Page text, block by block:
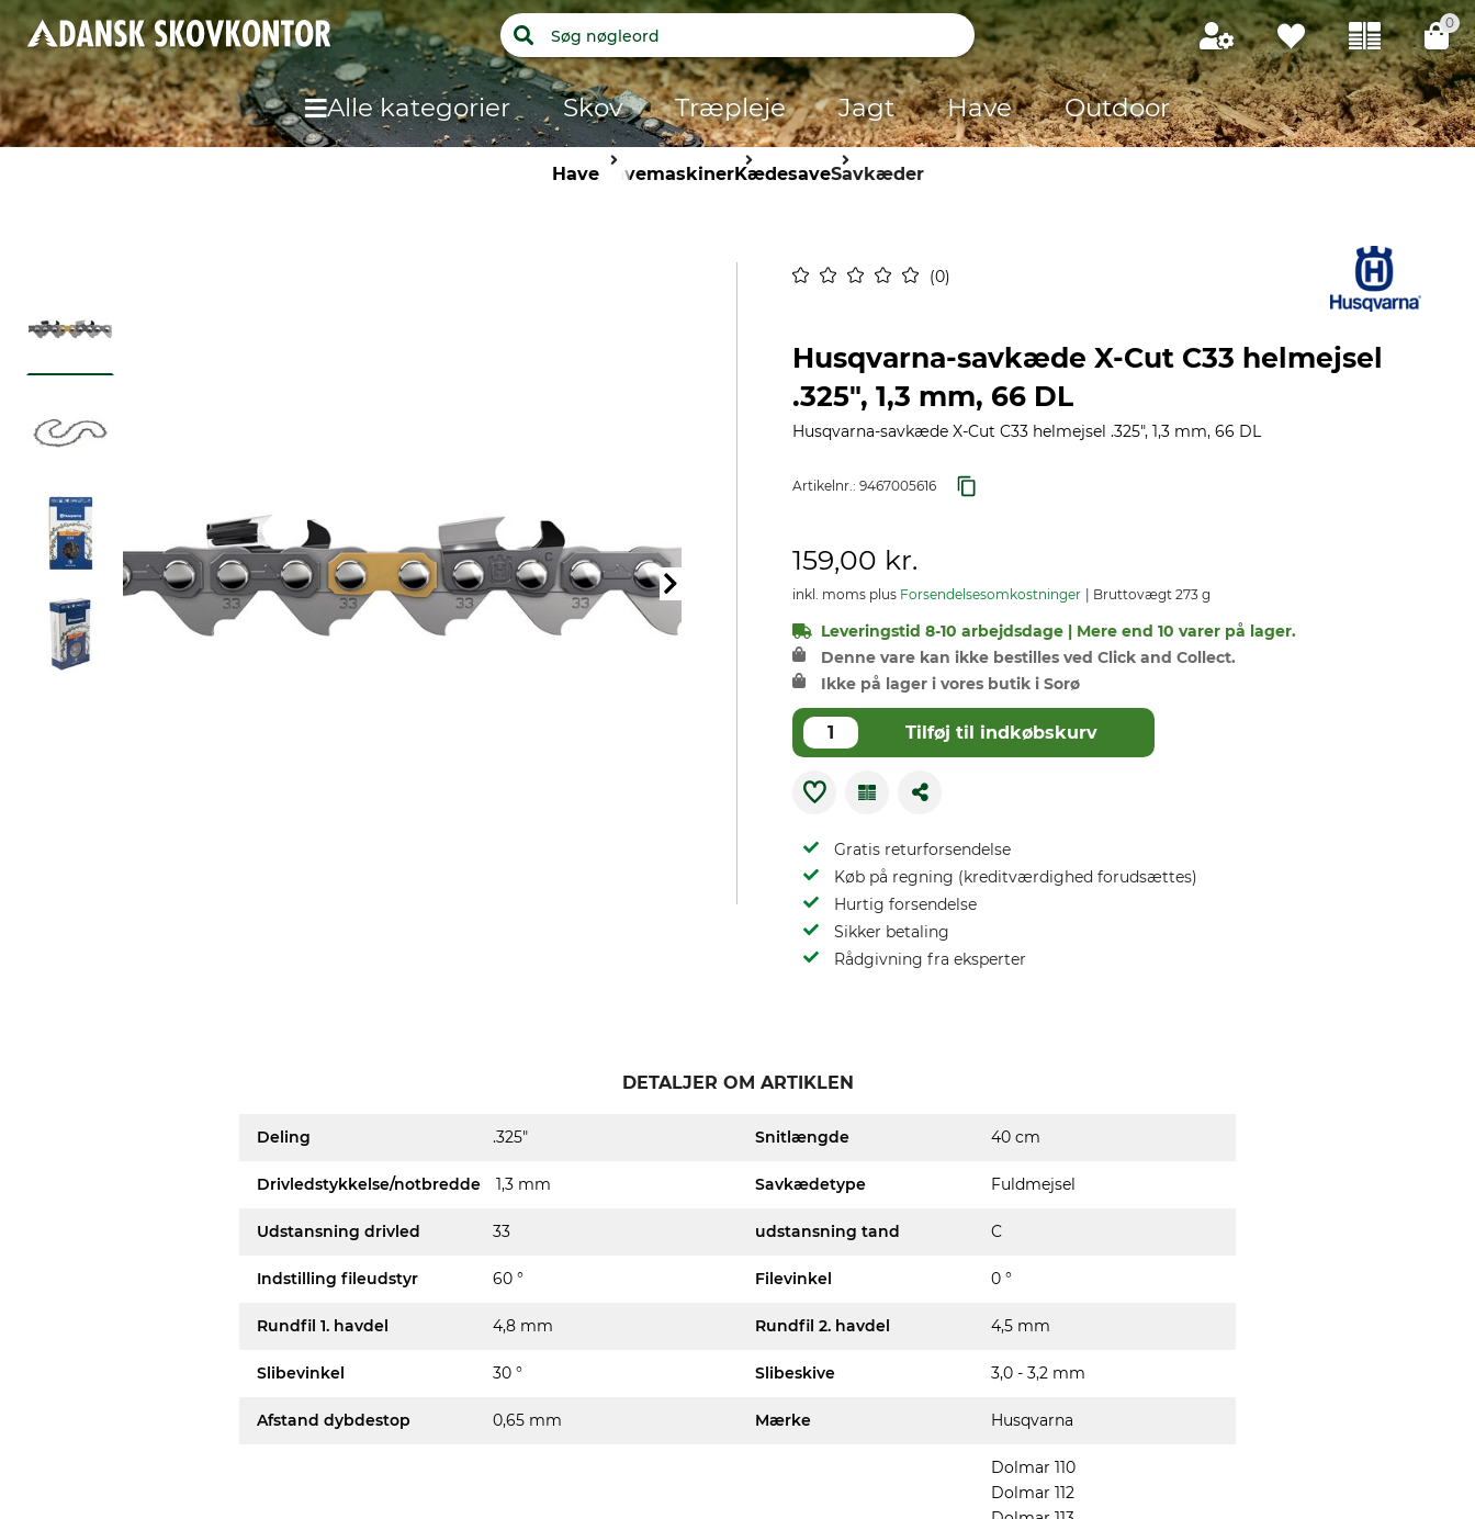
0
Alle kategorier Skov Træpleje Jagt Have Outdoor
HaveHavemaskinerKædesaveSavkæder
0
Husqvarna-savkæde X-Cut C33 helmejsel
.325", 1,3 mm, 66 DL
Husqvarna-savkæde X-Cut C33 helmejsel .325", 1,3 mm, 66 DL
Artikelnr.: 9467005616
159,00 kr.
inkl. moms plus Forsendelsesomkostninger Bruttovægt 273 g
Leveringstid 8-10 arbejdsdage | Mere end 10 varer på lager.
Denne vare kan ikke bestilles ved Click and Collect.
Ikke på lager i vores butik i Sorø
Tilføj til indkøbskurv
Gratis returforsendelse
Køb på regning (kreditværdighed forudsættes)
Hurtig forsendelse
Sikker betaling
Rådgivning fra eksperter
DETALJER OM ARTIKLEN
Deling .325" Snitlængde 40 cm
Drivledstykkelse/notbredde 1,3 mm Savkædetype Fuldmejsel
Udstansning drivled 33 udstansning tand C
Indstilling fileudstyr 60 ° Filevinkel 0 °
Rundfil 1. havdel 4,8 mm Rundfil 2. havdel 4,5 mm
Slibevinkel 30 ° Slibeskive 3,0 - 3,2 mm
Afstand dybdestop 0,65 mm Mærke Husqvarna
Dolmar 110
Dolmar 112